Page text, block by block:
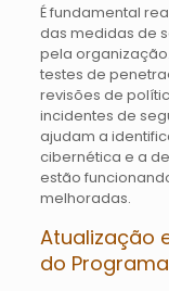
É fundamental
das medidas de
pela
testes de
revisões de
incidentes de
ajudam a
cibernética e a
estão
melhoradas.
Atualização
do